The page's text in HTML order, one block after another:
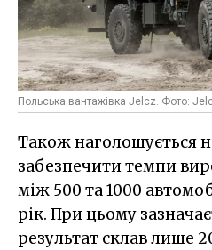
Польська вантажівка Jelcz. Фото:
Також наголошується
забезпечити темпи
між 500 та 1000
рік. При цьому
результат склав лише